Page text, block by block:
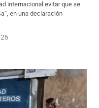
internacional evitar que se
en una declaración